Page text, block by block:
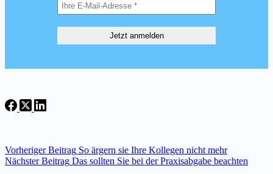
VorherigerBeitrag So ärgern sie Ihre Kollegen nicht mehr
NächsterBeitrag Das sollten Sie bei der Praxisabgabe beachten